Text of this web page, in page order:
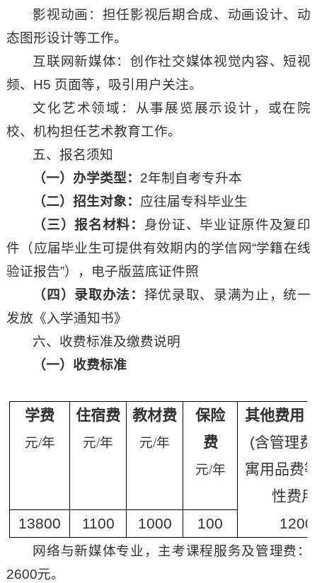
影视动画：担任影视后期合成、动画设计、动
态图形设计等工作。
互联网新媒体：创作社交媒体视觉内容、短视
频、H5 页面等，吸引用户关注。
文化艺术领域：从事展览展示设计，或在院
校、机构担任艺术教育工作。
五、报名须知
（一）办学类型： 2年制自考专升本
（二）招生对象： 应往届专科毕业生
（三）报名材料： 身份证、毕业证原件及复印
件（应届毕业生可提供有效期内的学信网“学籍在线
验证报告”），电子版蓝底证件照
（ 四 ）录取办法： 择优录取、录满为止，统一
发放《入学通知书》
六、收费标准及缴费说明
（一）收费标准
学费
元/年
住宿费
元/年
教材费
元/年
保险
费
元/年
其他费用
(含管理
寓用品费
性费
13800
1100 1000 100 1200
网络与新媒体专业，主考课程服务及管理费：
2600元。